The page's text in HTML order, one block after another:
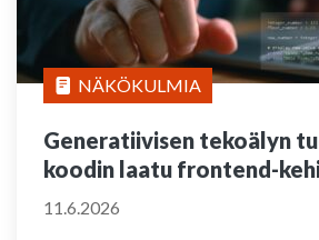
NÄKÖKULMIA
Generatiivisen tekoälyn
koodin laatu frontend-
11.6.2026